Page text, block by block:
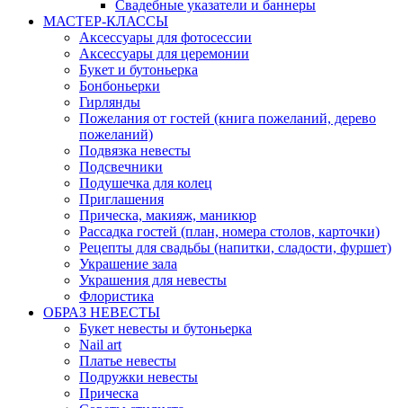
Свадебные указатели и баннеры
МАСТЕР-КЛАССЫ
Аксессуары для фотосессии
Аксессуары для церемонии
Букет и бутоньерка
Бонбоньерки
Гирлянды
Пожелания от гостей (книга пожеланий, дерево
пожеланий)
Подвязка невесты
Подсвечники
Подушечка для колец
Приглашения
Прическа, макияж, маникюр
Рассадка гостей (план, номера столов, карточки)
Рецепты для свадьбы (напитки, сладости, фуршет)
Украшение зала
Украшения для невесты
Флористика
ОБРАЗ НЕВЕСТЫ
Букет невесты и бутоньерка
Nail art
Платье невесты
Подружки невесты
Прическа